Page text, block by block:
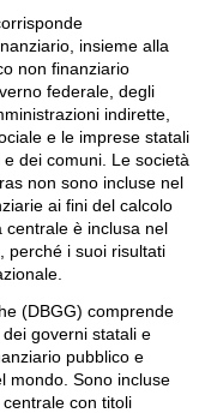
insieme alla
non finanziario
federale, degli
indirette,
e le imprese statali
dei comuni. Le società
non sono incluse nel
ai fini del calcolo
centrale è inclusa nel
perché i suoi risultati
(DBGG) comprende
governi statali e
pubblico e
mondo. Sono incluse
con titoli